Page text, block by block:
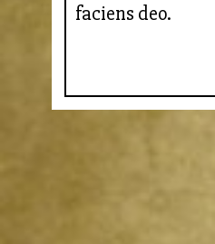
faciens deo.